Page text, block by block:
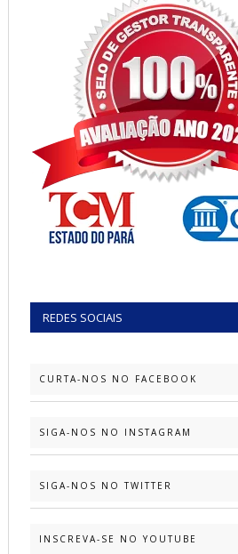
REDES SOCIAIS
CURTA-NOS NO FACEBOOK
SIGA-NOS NO INSTAGRAM
SIGA-NOS NO TWITTER
INSCREVA-SE NO YOUTUBE